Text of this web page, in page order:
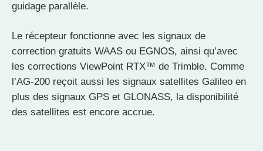
guidage parallèle.
Le récepteur fonctionne avec les signaux de
correction gratuits WAAS ou EGNOS, ainsi qu’avec
les corrections ViewPoint RTX™ de Trimble. Comme
l’AG-200 reçoit aussi les signaux satellites Galileo en
plus des signaux GPS et GLONASS, la disponibilité
des satellites est encore accrue.